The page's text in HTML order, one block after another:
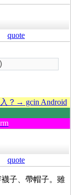
quote
？→ gcin Android
quote
子、帶帽子。雖